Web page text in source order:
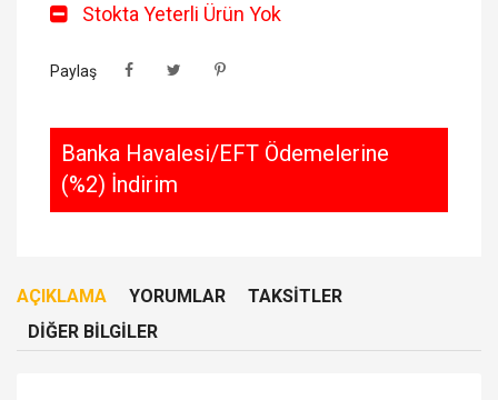
Stokta Yeterli Ürün Yok
Paylaş
Banka Havalesi/EFT Ödemelerine
(%2) İndirim
AÇIKLAMA YORUMLAR
TAKSITLER
DIĞER BILGILER